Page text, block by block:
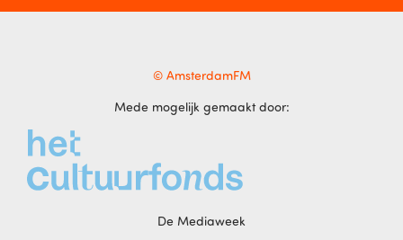
© AmsterdamFM
Mede mogelijk gemaakt door:
De Mediaweek